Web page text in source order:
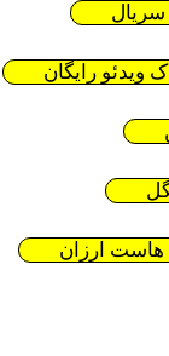
سریال
رایگان
هاست ارزان